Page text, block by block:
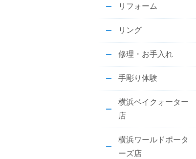
リフォーム
リング
修理・お手入れ
手彫り体験
横浜ベイクォーター
店
横浜ワールドポータ
ーズ店